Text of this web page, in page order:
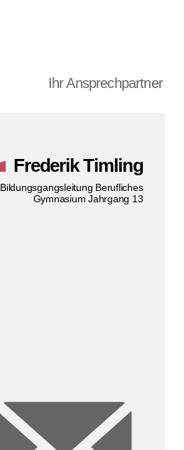
Ihr Ansprechpartner
Frederik Timling
Bildungsgangsleitung Berufliches
Gymnasium Jahrgang 13